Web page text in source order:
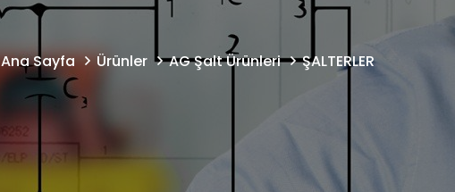
Ana Sayfa Ürünler AG Şalt Ürünleri ŞALTERLER